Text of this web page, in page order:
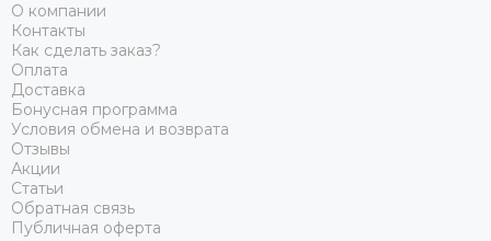
О компании
Контакты
Как сделать заказ?
Оплата
Доставка
Бонусная программа
Условия обмена и возврата
Отзывы
Акции
Статьи
Обратная связь
Публичная оферта